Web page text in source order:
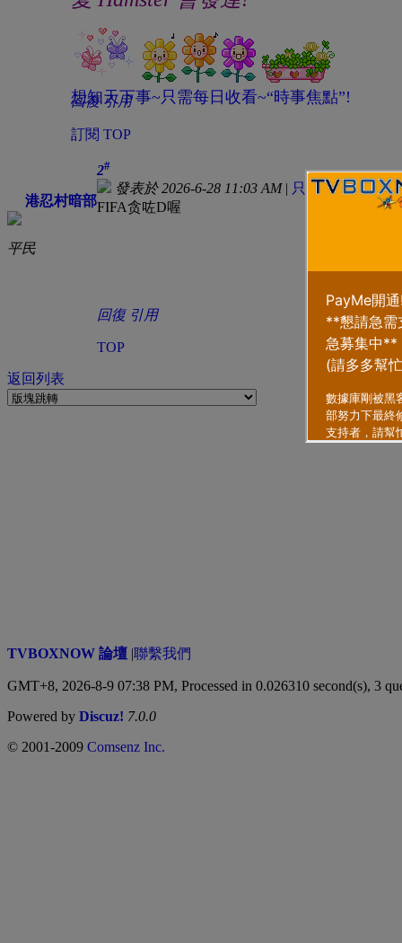
想知天下事~只需每日收看~“時事焦點”!
回復 引用
訂閱 TOP
港忍村暗部
平民
2#
發表於 2026-6-28 11:03 AM| 只看該作者
FIFA贪咗D喔
回復 引用
TOP
返回列表
TVBOXNOW 論壇 |聯繫我們
GMT+8, 2026-8-9 07:38 PM, Processed in 0.026310 second(s), 3
Powered by Discuz! 7.0.0
© 2001-2009 Comsenz Inc.